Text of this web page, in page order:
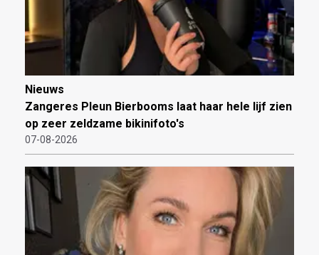
Nieuws
Zangeres Pleun Bierbooms laat haar hele lijf zien
op zeer zeldzame bikinifoto's
07-08-2026